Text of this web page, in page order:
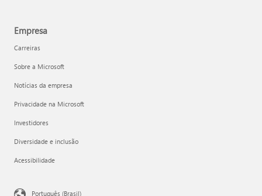
Empresa
Carreiras
Sobre a Microsoft
Notícias da empresa
Privacidade na Microsoft
Investidores
Diversidade e inclusão
Acessibilidade
Português (Brasil)